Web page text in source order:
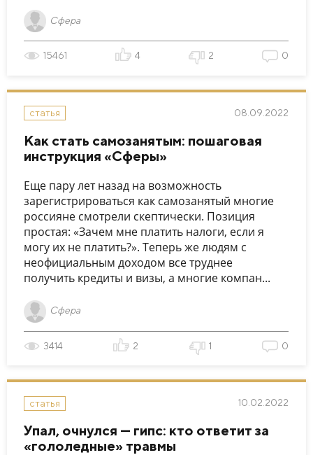
Сфера
15461 4 2 0
статья 08.09.2022
Как стать самозанятым: пошаговая
инструкция «Сферы»
Еще пару лет назад на возможность
зарегистрироваться как самозанятый многие
россияне смотрели скептически. Позиция
простая: «Зачем мне платить налоги, если я
могу их не платить?». Теперь же людям с
неофициальным доходом все труднее
получить кредиты и визы, а многие компан...
Сфера
3414 2 1 0
статья 10.02.2022
Упал, очнулся — гипс: кто ответит за
«гололедные» травмы